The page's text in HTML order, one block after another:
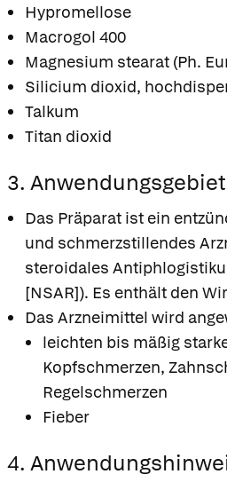
Hypromellose
Macrogol 400
Magnesium stearat (Ph.
Silicium dioxid,
Talkum
Titan dioxid
3.
Das Präparat ist ein
und schmerzstillendes
steroidales
[NSAR]). Es enthält den
Das Arzneimittel wird
leichten bis mäßig
Kopfschmerzen,
Regelschmerzen
Fieber
4.